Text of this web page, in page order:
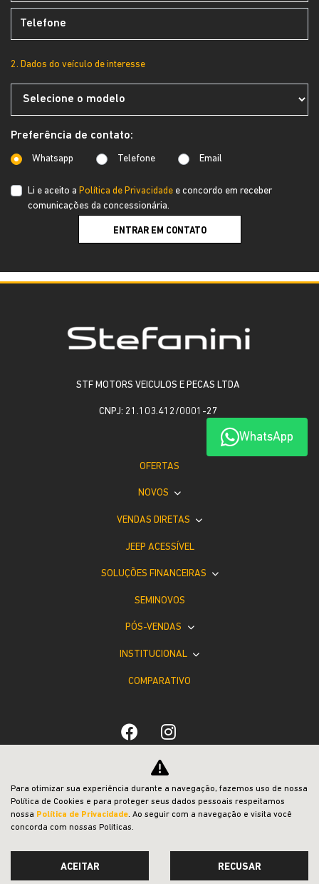
2. Dados do veículo de interesse
Preferência de contato:
Whatsapp Telefone Email
Li e aceito a Política de Privacidade e concordo em receber
comunicações da concessionária.
ENTRAR EM CONTATO
WhatsApp
STF MOTORS VEICULOS E PECAS LTDA
CNPJ: 21.103.412/0001-27
OFERTAS
NOVOS
VENDAS DIRETAS
JEEP ACESSÍVEL
SOLUÇÕES FINANCEIRAS
SEMINOVOS
PÓS-VENDAS
INSTITUCIONAL
COMPARATIVO
Desacelere. Seu bem maior é a vida.
Para otimizar sua experiência durante a navegação, fazemos uso de nossa
Política de Cookies e para proteger seus dados pessoais respeitamos
nossa Política de Privacidade. Ao seguir com a navegação e visita você
concorda com nossas Políticas.
ACEITAR RECUSAR